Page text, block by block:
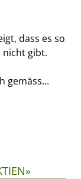
dass es so
nicht gibt.
gemäss...